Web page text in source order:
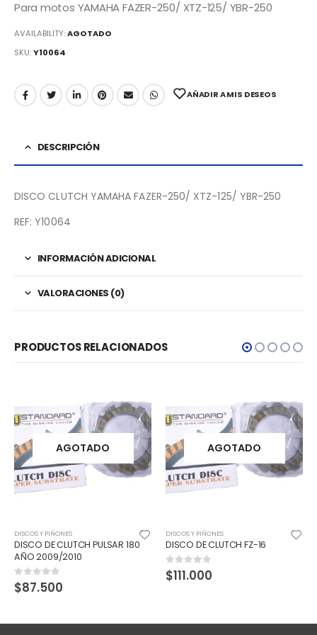
Para motos YAMAHA FAZER-250/ XTZ-125/ YBR-250
AVAILABILITY:AGOTADO
SKU:Y10064
AÑADIR A MIS DESEOS
DESCRIPCIÓN
DISCO CLUTCH YAMAHA FAZER-250/ XTZ-125/ YBR-250
REF: Y10064
INFORMACIÓN ADICIONAL
VALORACIONES (0)
PRODUCTOS RELACIONADOS
AGOTADO
DISCOS Y PIÑONES
DISCO DE CLUTCH PULSAR 180
AÑO 2009/2010
0out of 5
$87.500
AGOTADO
DISCOS Y PIÑONES
DISCO DE CLUTCH FZ-16
0out of 5
$111.000